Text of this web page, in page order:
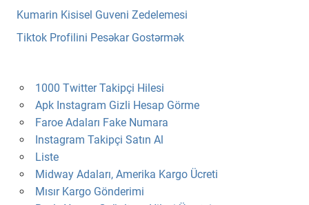
Kumarin Kisisel Guveni Zedelemesi
Tiktok Profilini Pesəkar Gostərmək
1000 Twitter Takipçi Hilesi
Apk Instagram Gizli Hesap Görme
Faroe Adaları Fake Numara
Instagram Takipçi Satın Al
Liste
Midway Adaları, Amerika Kargo Ücreti
Mısır Kargo Gönderimi